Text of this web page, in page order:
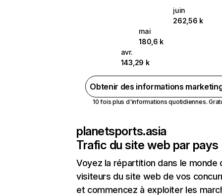
juin
262,56 k
mai
180,6 k
avr.
143,29 k
Obtenir des informations
10 fois plus d'informations quotidiennes.
planetsports.asia
Trafic du site web par pays
Voyez la répartition dans le monde
visiteurs du site web de vos
et commencez à exploiter les